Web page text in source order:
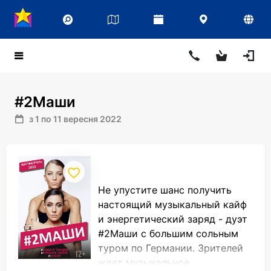
#2Маши
з 1 по 11 вересня 2022
Не упустите шанс получить
настоящий музыкальный кайф
и энергетический заряд - дуэт
#2Маши с большим сольным
туром по Германии. Зрителей
ждет музыкальное